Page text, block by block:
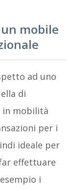
mobile
ad uno
di
in mobilità
per i
ideale per
effettuare
i